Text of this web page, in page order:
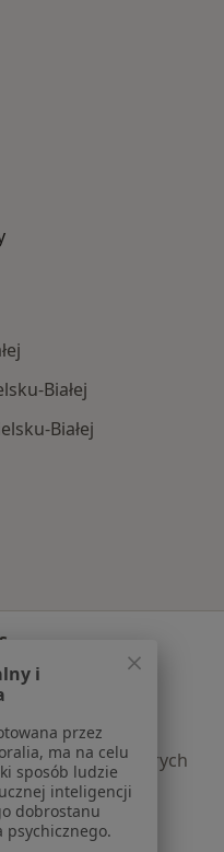
Białej
Białej
pacjentów
których
i
przez
ma na celu
sposób ludzie
inteligencji
dobrostanu
psychicznego.